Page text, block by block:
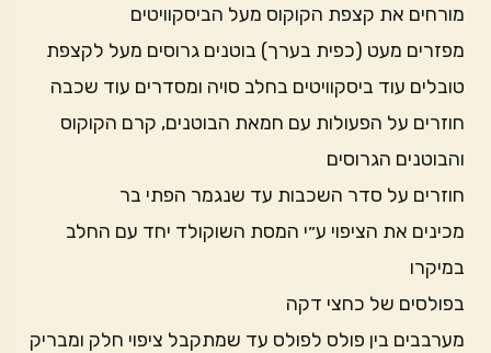
מורחים את קצפת הקוקוס מעל הביסקוויטים
מפזרים מעט (כפית בערך) בוטנים גרוסים מעל לקצפת
טובלים עוד ביסקוויטים בחלב סויה ומסדרים עוד שכבה
חוזרים על הפעולות עם חמאת הבוטנים, קרם הקוקוס
והבוטנים הגרוסים
חוזרים על סדר השכבות עד שנגמר הפתי בר
מכינים את הציפוי ע״י המסת השוקולד יחד עם החלב
במיקרו
בפולסים של כחצי דקה
מערבבים בין פולס לפולס עד שמתקבל ציפוי חלק ומבריק